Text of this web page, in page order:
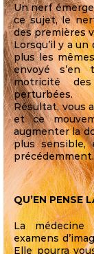
Un nerf
ce sujet, le
des premières
Lorsqu’il y a
plus les
envoyé s’en
motricité
perturbées.
Résultat, vous
et ce
augmenter la
plus sensible,
précédemment.
QU’EN PENSE
La médecine
examens
Elle pourra